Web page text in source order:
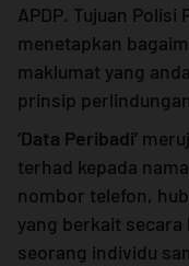
APDP. Tujuan
menetapkan
maklumat yang
prinsip
‘Data Peribadi’
terhad kepada
nombor telefon,
yang berkait
seorang individu